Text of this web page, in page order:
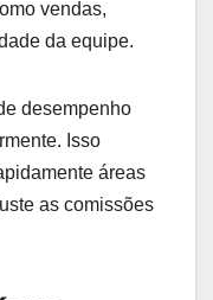
comissão. Ao
você pode
da equipe.
específicos,
dados
taxas de